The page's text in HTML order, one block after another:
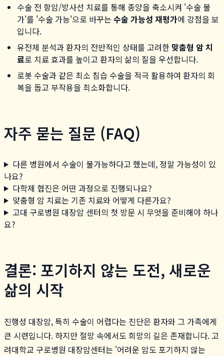
수술 전 항암/방사선 치료를 통해 종양을 축소시켜 '수술 불
가'를 '수술 가능'으로 바꾸는 수술 가능성 재평가에 강점을 보
입니다.
유전체 분석과 환자의 전반적인 상태를 고려한 맞춤형 암 치
료로 치료 효과를 높이고 환자의 삶의 질을 우선합니다.
로봇 수술과 같은 최소 침습 수술을 적극 활용하여 환자의 회
복을 돕고 부작용을 최소화합니다.
자주 묻는 질문 (FAQ)
다른 병원에서 수술이 불가능하다고 했는데, 정말 가능성이 있
나요?
다학제 협진은 어떤 과정으로 진행되나요?
맞춤형 암 치료는 기존 치료와 어떻게 다른가요?
고대 구로병원 대장암 센터의 첫 방문 시 무엇을 준비해야 하나
요?
결론: 포기하지 않는 도전, 새로운
삶의 시작
진행성 대장암, 특히 수술이 어렵다는 진단은 환자와 그 가족에게
큰 시련입니다. 하지만 절망 속에서도 희망의 길은 존재합니다. 고
려대학교 구로병원 대장암센터는 '어려운 암도 포기하지 않는